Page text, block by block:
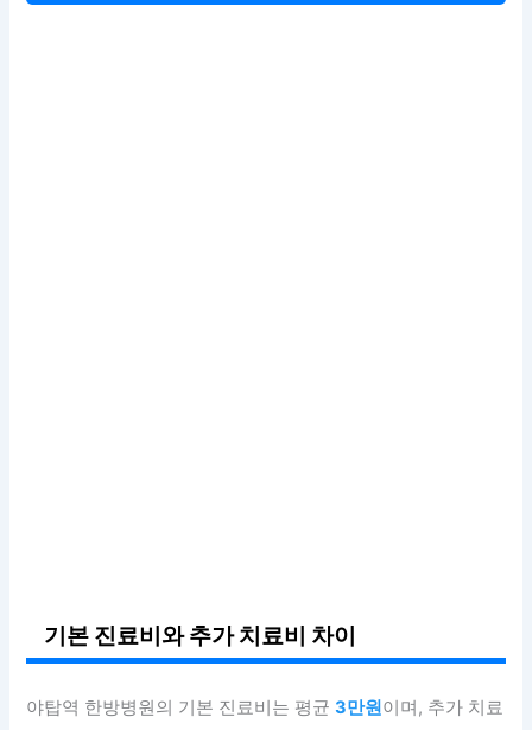
기본 진료비와 추가 치료비 차이
야탑역 한방병원의 기본 진료비는 평균3만원이며, 추가 치료